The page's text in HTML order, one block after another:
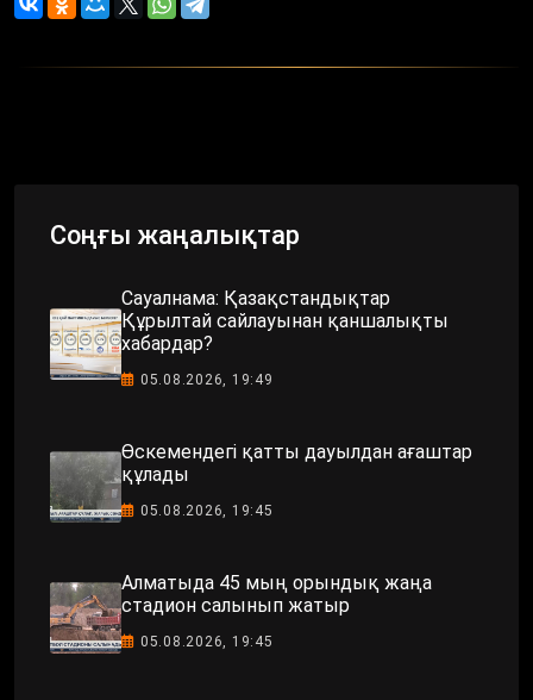
Соңғы жаңалықтар
Сауалнама: Қазақстандықтар
Құрылтай сайлауынан қаншалықты
хабардар?
05.08.2026, 19:49
Өскемендегі қатты дауылдан ағаштар
құлады
05.08.2026, 19:45
Алматыда 45 мың орындық жаңа
стадион салынып жатыр
05.08.2026, 19:45